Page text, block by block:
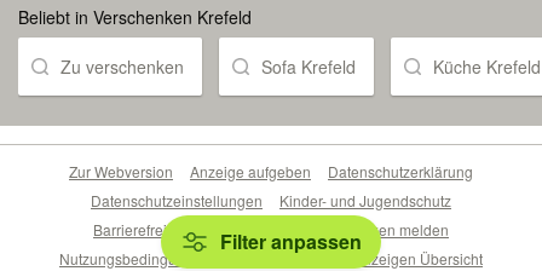
Beliebt in Verschenken Krefeld
Zu verschenken Sofa Krefeld Küche Krefeld
Filter anpassen
Zur Webversion Anzeige aufgeben
Datenschutzerklärung
Datenschutzeinstellungen
Kinder- und Jugendschutz
Barrierefreiheitserklärung
Sicherheitslücken melden
Nutzungsbedingungen
Beliebte Suchen Anzeigen Übersicht